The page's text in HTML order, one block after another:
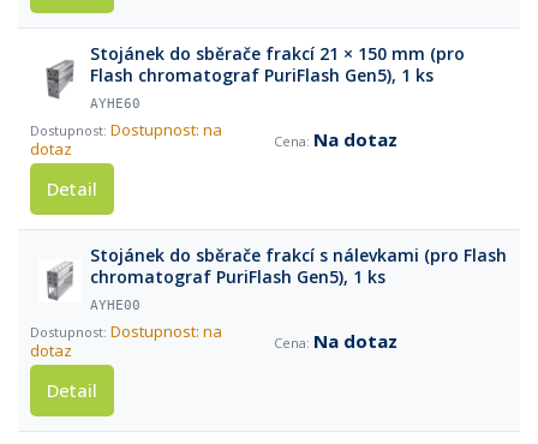
Stojánek do sběrače frakcí 21 × 150 mm (pro
Flash chromatograf PuriFlash Gen5), 1 ks
AYHE60
Dostupnost: na
dotaz
Na dotaz
Detail
Stojánek do sběrače frakcí s nálevkami (pro Flash
chromatograf PuriFlash Gen5), 1 ks
AYHE00
Dostupnost: na
dotaz
Na dotaz
Detail